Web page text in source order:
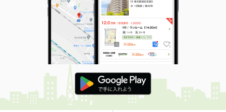
価 格
4万円
住 所
兵庫県姫路市勝原区宮田
専有面積 44.78m²
間取り
2DK
兵庫県姫路市飾磨区玉地
価 格
5.20万円
住 所
兵庫県姫路市飾磨区玉地
専有面積